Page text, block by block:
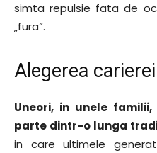
simta repulsie fata de
„fura”.
Alegerea
Uneori, in unele
parte dintr-o lunga
in care ultimele